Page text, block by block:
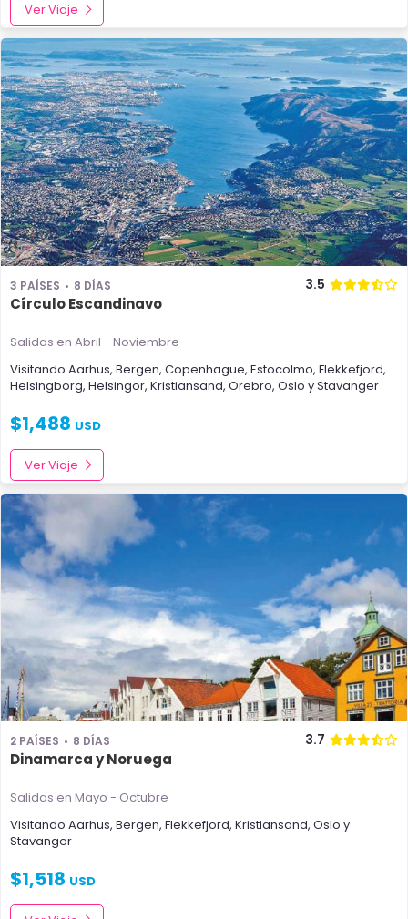
Ver Viaje
3 PAÍSES 8 DÍAS 3.5
Círculo Escandinavo
Salidas en Abril - Noviembre
Visitando Aarhus, Bergen, Copenhague, Estocolmo, Flekkefjord,
Helsingborg, Helsingor, Kristiansand, Orebro, Oslo yStavanger
$1,488 USD
Ver Viaje
2 PAÍSES 8 DÍAS 3.7
Dinamarca y Noruega
Salidas en Mayo - Octubre
Visitando Aarhus, Bergen, Flekkefjord, Kristiansand, Oslo y
Stavanger
$1,518 USD